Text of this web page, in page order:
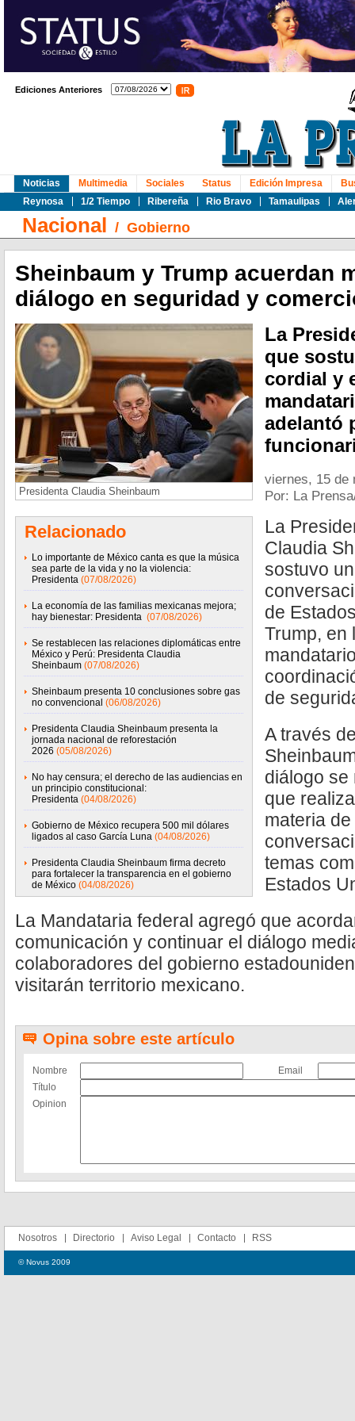
Ediciones Anteriores
Noticias
Reynosa
1/2 Tiempo Ribereña Rio Bravo Tamaulipas
Multimedia Sociales Status Edición Impresa
Nacional / Gobierno
Sheinbaum y Trump acuerdan
diálogo en seguridad y
Presidenta Claudia Sheinbaum
Relacionado
Lo importante de México canta es que la música
sea parte de la vida y no la violencia:
Presidenta (07/08/2026)
La economía de las familias mexicanas mejora;
hay bienestar: Presidenta (07/08/2026)
Se restablecen las relaciones diplomáticas entre
México y Perú: Presidenta Claudia
Sheinbaum (07/08/2026)
Sheinbaum presenta 10 conclusiones sobre gas
no convencional (06/08/2026)
Presidenta Claudia Sheinbaum presenta la
jornada nacional de reforestación
2026 (05/08/2026)
No hay censura; el derecho de las audiencias en
un principio constitucional:
Presidenta (04/08/2026)
Gobierno de México recupera 500 mil dólares
ligados al caso García Luna (04/08/2026)
Presidenta Claudia Sheinbaum firma decreto
para fortalecer la transparencia en el gobierno
de México (04/08/2026)
La
que
cordial y
adelantó
viernes, 15 de
Por: La
La
Claudia
sostuvo
de
Trump, en
de
A través
diálogo se
que
materia
temas
Estados
La Mandataria federal agregó que
comunicación y continuar el diálogo
colaboradores del gobierno
visitarán territorio mexicano.
Opina sobre este artículo
Nombre
Email
Título
Opinion
Nosotros Directorio Aviso Legal Contacto RSS
© Novus 2009